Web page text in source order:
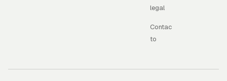
legal
Contac
to